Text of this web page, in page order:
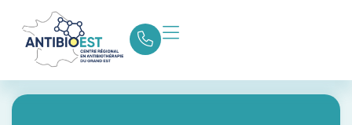
Lettre n°16 : grippe
H1N1